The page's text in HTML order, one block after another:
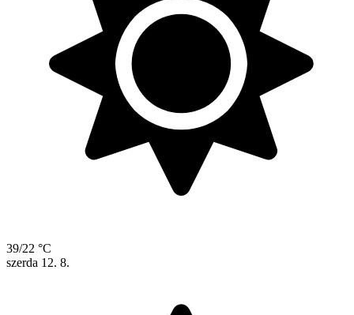
39/22 °C
szerda 12. 8.